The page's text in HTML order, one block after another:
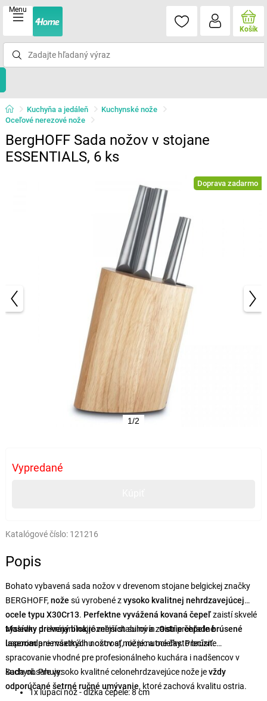
Menu
Košík
Kuchyňa a jedáleň
Kuchynské nože
Oceľové nerezové nože
BergHOFF Sada nožov v stojane
ESSENTIALS, 6 ks
Doprava zadarmo
1/2
Vypredané
Katalógové číslo: 121216
Popis
Bohato vybavená sada nožov v drevenom stojane belgickej značky
BERGHOFF, nože sú vyrobené zvysoko kvalitnej nehrdzavejúcej
ocele typu X30Cr13. Perfektne vyvážená kovaná čepeľzaistí skvelé
výsledky pri krájaní najrôznejších surovín.Ostrie čepele brúsené
laserompre maximálnu ostrosť, nie je nutné často brúsiť.
Masívny drevený blokje veľmi stabilný a zaistí prehľadné
usporiadanie všetkých nožov aj nožníc a ocieľky. Precízne
spracovanie vhodné pre profesionálneho kuchára i nadšencov v
kuchyni. Pre vysoko kvalitné celonehrdzavejúce nože jevždy
odporúčané šetrné ručné umývanie, ktoré zachová kvalitu ostria.
Sada obsahuje:
1x lúpací nôž - dĺžka čepele: 8 cm